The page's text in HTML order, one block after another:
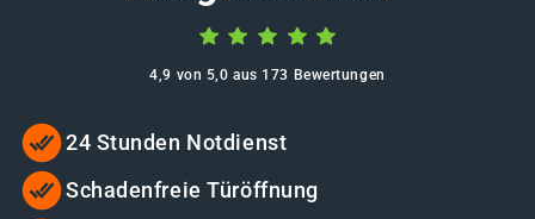
4,9 von 5,0 aus 173 Bewertungen
24 Stunden Notdienst
Schadenfreie Türöffnung